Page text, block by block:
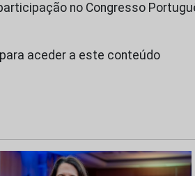
no Congresso
para aceder a este conteúdo